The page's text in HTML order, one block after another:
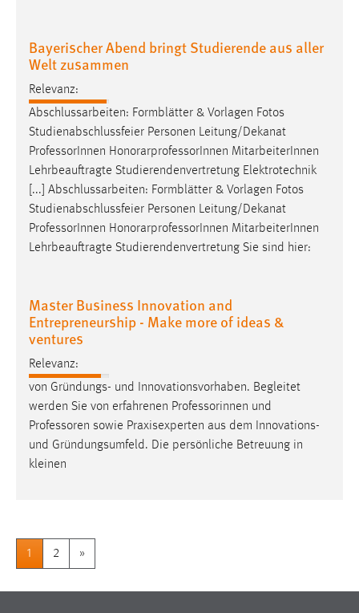
Bayerischer Abend bringt Studierende aus aller
Welt zusammen
Relevanz:
Abschlussarbeiten: Formblätter & Vorlagen Fotos
Studienabschlussfeier Personen Leitung/Dekanat
Professor Innen HonorarprofessorInnen MitarbeiterInnen
Lehrbeauftragte Studierendenvertretung Elektrotechnik
[...] Abschlussarbeiten: Formblätter & Vorlagen Fotos
Studienabschlussfeier Personen Leitung/Dekanat
Professor Innen HonorarprofessorInnen MitarbeiterInnen
Lehrbeauftragte Studierendenvertretung Sie sind hier:
Master Business Innovation and
Entrepreneurship - Make more of ideas &
ventures
Relevanz:
von Gründungs- und Innovationsvorhaben. Begleitet
werden Sie von erfahrenen Professorinnen und
Professoren sowie Praxisexperten aus dem Innovations-
und Gründungsumfeld. Die persönliche Betreuung in
kleinen
1 2 »